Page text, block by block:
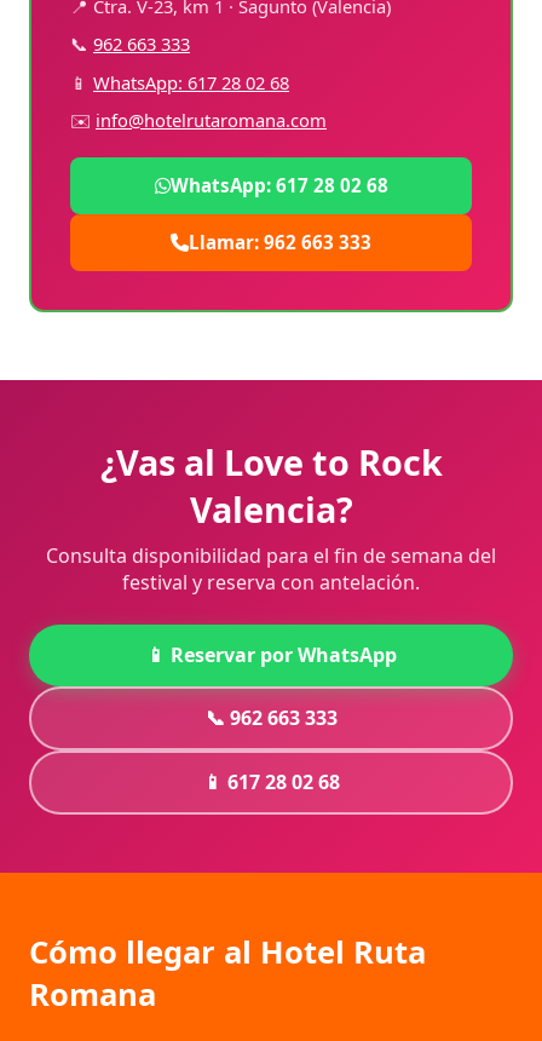
📍 Ctra. V-23, km 1 · Sagunto (Valencia)
📞 962 663 333
📱 WhatsApp: 617 28 02 68
✉️ info@hotelrutaromana.com
WhatsApp: 617 28 02 68
Llamar: 962 663 333
¿Vas al Love to Rock
Valencia?
Consulta disponibilidad para el fin de semana del
festival y reserva con antelación.
📱 Reservar por WhatsApp
📞 962 663 333
📱 617 28 02 68
Cómo llegar al Hotel Ruta
Romana